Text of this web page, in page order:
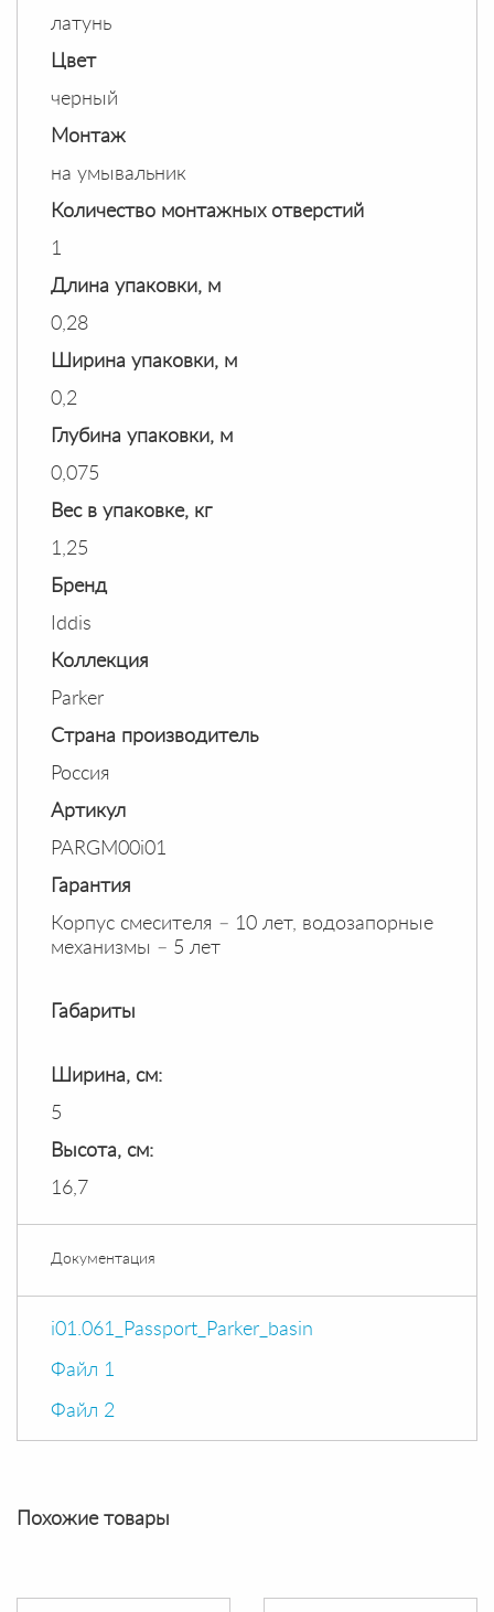
латунь
Цвет
черный
Монтаж
на умывальник
Количество монтажных отверстий
1
Длина упаковки, м
0,28
Ширина упаковки, м
0,2
Глубина упаковки, м
0,075
Вес в упаковке, кг
1,25
Бренд
Iddis
Коллекция
Parker
Страна производитель
Россия
Артикул
PARGM00i01
Гарантия
Корпус смесителя – 10 лет, водозапорные
механизмы – 5 лет
Габариты
Ширина, см:
5
Высота, см:
16,7
Документация
i01.061_Passport_Parker_basin
Файл 1
Файл 2
Похожие товары